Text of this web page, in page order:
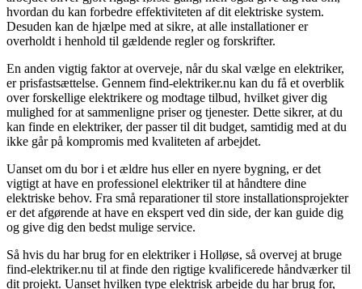
hvordan du kan forbedre effektiviteten af dit elektriske system.
Desuden kan de hjælpe med at sikre, at alle installationer er
overholdt i henhold til gældende regler og forskrifter.
En anden vigtig faktor at overveje, når du skal vælge en elektriker,
er prisfastsættelse. Gennem find-elektriker.nu kan du få et overblik
over forskellige elektrikere og modtage tilbud, hvilket giver dig
mulighed for at sammenligne priser og tjenester. Dette sikrer, at du
kan finde en elektriker, der passer til dit budget, samtidig med at du
ikke går på kompromis med kvaliteten af arbejdet.
Uanset om du bor i et ældre hus eller en nyere bygning, er det
vigtigt at have en professionel elektriker til at håndtere dine
elektriske behov. Fra små reparationer til store installationsprojekter
er det afgørende at have en ekspert ved din side, der kan guide dig
og give dig den bedst mulige service.
Så hvis du har brug for en elektriker i Holløse, så overvej at bruge
find-elektriker.nu til at finde den rigtige kvalificerede håndværker til
dit projekt. Uanset hvilken type elektrisk arbejde du har brug for,